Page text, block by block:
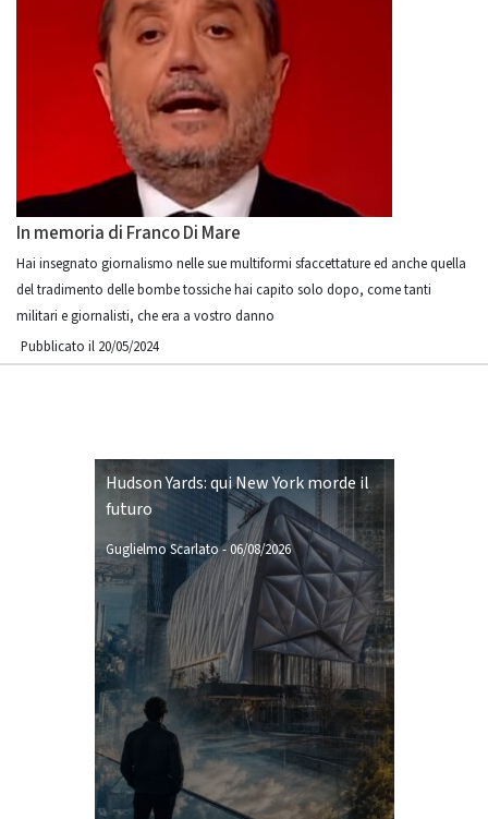
In memoria di Franco Di Mare
Hai insegnato giornalismo nelle sue multiformi sfaccettature ed anche quella
del tradimento delle bombe tossiche hai capito solo dopo, come tanti
militari e giornalisti, che era a vostro danno
Pubblicato il 20/05/2024
Hudson Yards: qui New York morde il
futuro
Guglielmo Scarlato-06/08/2026